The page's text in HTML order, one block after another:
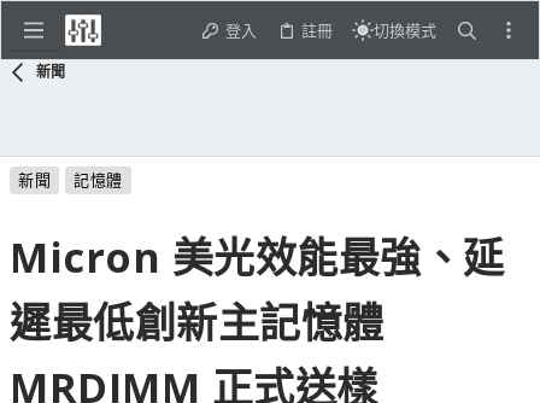
登入 註冊 切換模式
新聞
新聞 記憶體
Micron 美光效能最強、延
遲最低創新主記憶體
MRDIMM 正式送樣